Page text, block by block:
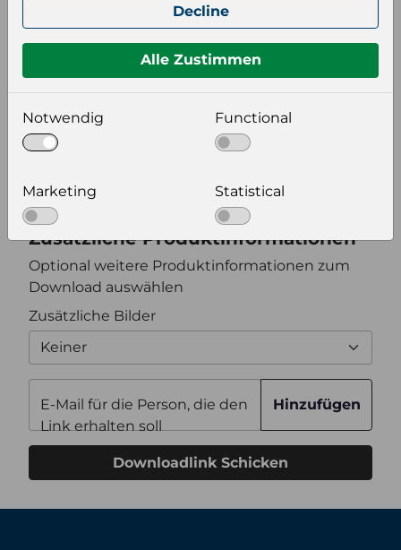
Format auswählen
wählen Sie eine Auflösung für Ihr Bild aus
Zusätzliche Produktinformationen
Optional weitere Produktinformationen zum
Download auswählen
Zusätzliche Bilder
Keiner
E-Mail für die Person, die den
Link erhalten soll
Hinzufügen
Downloadlink Schicken
Decline
Alle Zustimmen
Notwendig Functional
Marketing Statistical